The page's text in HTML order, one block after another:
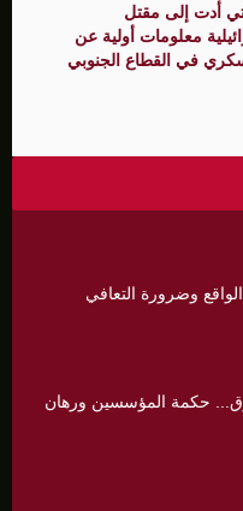
أدت إلى مقتل
معلومات أولية عن
في القطاع الجنوبي
وضرورة التعافي
حكمة المؤسسين ورهان